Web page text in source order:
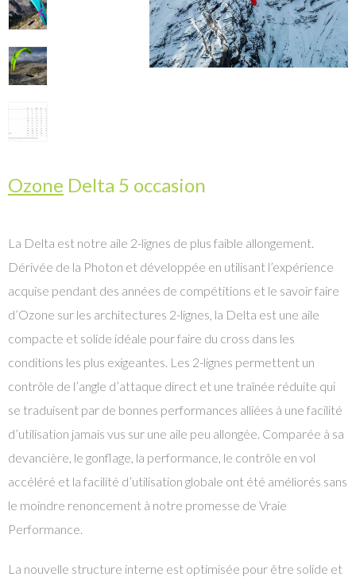
Ozone Delta 5 occasion
La Delta est notre aile 2-lignes de plus faible allongement.
Dérivée de la Photon et développée en utilisant l’expérience
acquise pendant des années de compétitions et le savoir faire
d’Ozone sur les architectures 2-lignes, la Delta est une aile
compacte et solide idéale pour faire du cross dans les
conditions les plus exigeantes. Les 2-lignes permettent un
contrôle de l’angle d’attaque direct et une traînée réduite qui
se traduisent par de bonnes performances alliées à une facilité
d’utilisation jamais vus sur une aile peu allongée. Comparée à sa
devancière, le gonflage, la performance, le contrôle en vol
accéléré et la facilité d’utilisation globale ont été améliorés sans
le moindre renoncement à notre promesse de Vraie
Performance.
La nouvelle structure interne est optimisée pour être solide et